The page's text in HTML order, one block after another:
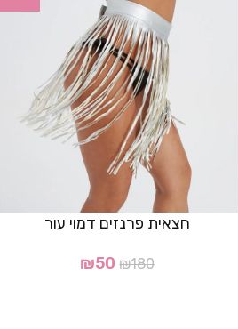
חצאית פרנזים דמוי עור
₪180
₪50